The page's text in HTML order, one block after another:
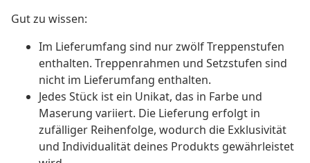
Gut zu wissen:
Im Lieferumfang sind nur zwölf Treppenstufen
enthalten. Treppenrahmen und Setzstufen sind
nicht im Lieferumfang enthalten.
Jedes Stück ist ein Unikat, das in Farbe und
Maserung variiert. Die Lieferung erfolgt in
zufälliger Reihenfolge, wodurch die Exklusivität
und Individualität deines Produkts gewährleistet